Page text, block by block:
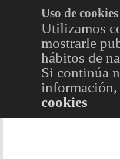
Uso de cookies
Utilizamos
mostrarle
hábitos de
Si continúa
información,
cookies